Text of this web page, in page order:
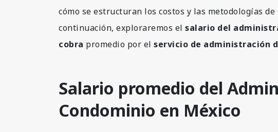
cómo se estructuran los costos y las metodologías de
continuación, exploraremos el salario del
cobra promedio por el servicio de administración
Salario promedio del
Condominio en México